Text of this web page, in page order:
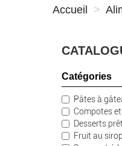
Accueil
Catégories
Pâtes à
Compotes
Desserts
Fruit au sirop